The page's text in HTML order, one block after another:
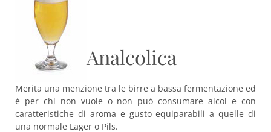
Analcolica
Merita una menzione tra le birre a bassa fermentazione ed
è per chi non vuole o non può consumare alcol e con
caratteristiche di aroma e gusto equiparabili a quelle di
una normale Lager o Pils.